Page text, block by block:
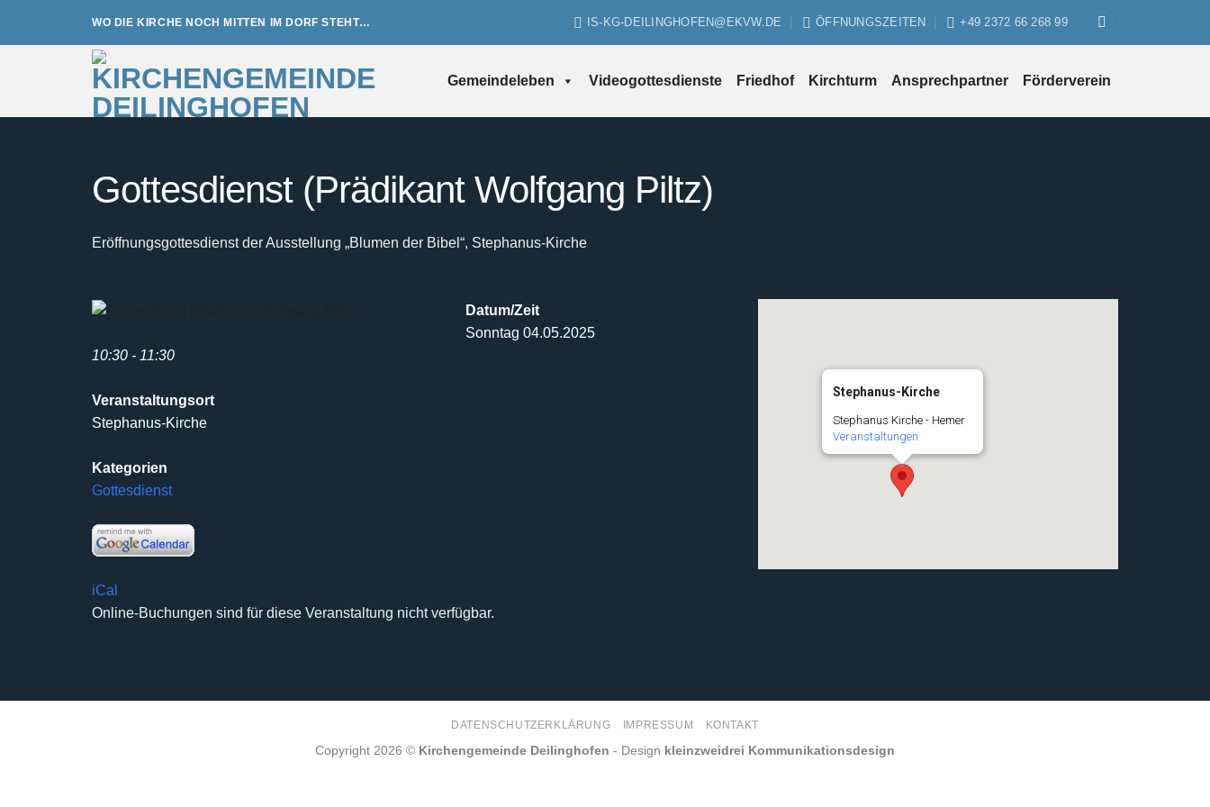
WO DIE KIRCHE NOCH MITTEN IM DORF STEHT… IS-KG-DEILINGHOFEN@EKVW.DE ÖFFNUNGSZEITEN +49 2372 66 268 99
Gemeindeleben Videogottesdienste Friedhof Kirchturm Ansprechpartner Förderverein
Gottesdienst (Prädikant Wolfgang Piltz)
Eröffnungsgottesdienst der Ausstellung „Blumen der Bibel“, Stephanus-Kirche
Stephanus-Kirche
Stephanus Kirche - Hemer
Veranstaltungen
Datum/Zeit
Sonntag 04.05.2025
10:30 - 11:30
Veranstaltungsort
Stephanus-Kirche
Kategorien
Gottesdienst
iCal
Online-Buchungen sind für diese Veranstaltung nicht verfügbar.
DATENSCHUTZERKLÄRUNG IMPRESSUM KONTAKT
Copyright 2026 © Kirchengemeinde Deilinghofen - Design kleinzweidrei Kommunikationsdesign